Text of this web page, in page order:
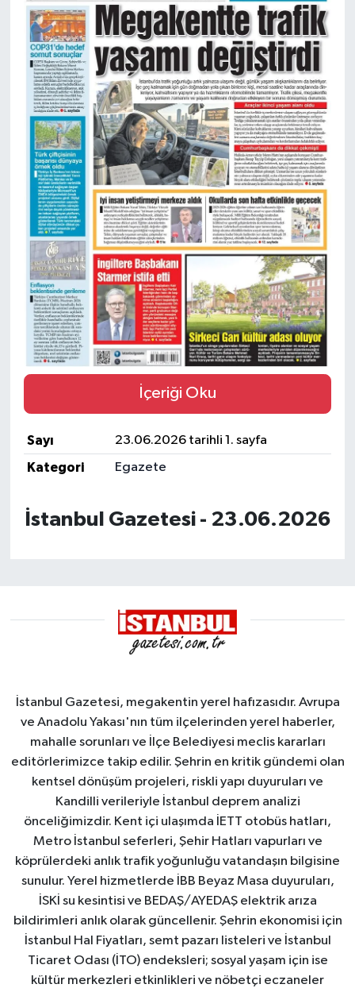
İçeriği Oku
Sayı
23.06.2026 tarihli 1. sayfa
Kategori
Egazete
İstanbul Gazetesi - 23.06.2026
İstanbul Gazetesi, megakentin yerel hafızasıdır. Avrupa
ve Anadolu Yakası'nın tüm ilçelerinden yerel haberler,
mahalle sorunları ve İlçe Belediyesi meclis kararları
editörlerimizce takip edilir. Şehrin en kritik gündemi olan
kentsel dönüşüm projeleri, riskli yapı duyuruları ve
Kandilli verileriyle İstanbul deprem analizi
önceliğimizdir. Kent içi ulaşımda İETT otobüs hatları,
Metro İstanbul seferleri, Şehir Hatları vapurları ve
köprülerdeki anlık trafik yoğunluğu vatandaşın bilgisine
sunulur. Yerel hizmetlerde İBB Beyaz Masa duyuruları,
İSKİ su kesintisi ve BEDAŞ/AYEDAŞ elektrik arıza
bildirimleri anlık olarak güncellenir. Şehrin ekonomisi için
İstanbul Hal Fiyatları, semt pazarı listeleri ve İstanbul
Ticaret Odası (İTO) endeksleri; sosyal yaşam için ise
kültür merkezleri etkinlikleri ve nöbetçi eczaneler
BİLİM VE TEKNOLOJİ
OTOMOBİL
KURUMSAL